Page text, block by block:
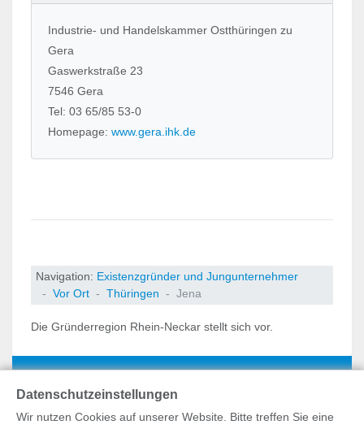
Industrie- und Handelskammer Ostthüringen zu
Gera
Gaswerkstraße 23
7546 Gera
Tel: 03 65/85 53-0
Homepage:www.gera.ihk.de
Navigation: Existenzgründer und Jungunternehmer
Vor Ort
Thüringen Jena
Die Gründerregion Rhein-Neckar stellt sich vor.
Datenschutzeinstellungen
Wir nutzen Cookies auf unserer Website. Bitte treffen Sie eine